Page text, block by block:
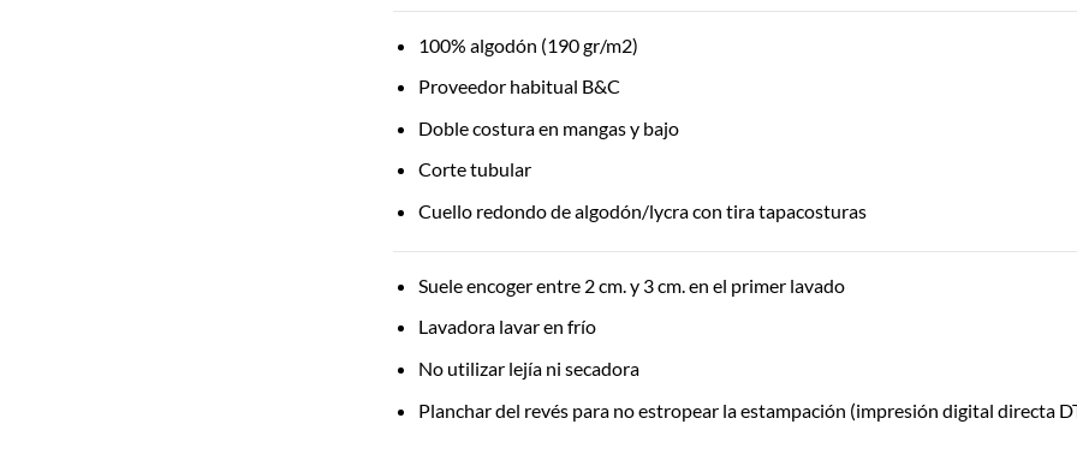
100% algodón (190 gr/m2)
Proveedor habitual B&C
Doble costura en mangas y bajo
Corte tubular
Cuello redondo de algodón/lycra con tira tapacosturas
Suele encoger entre 2 cm. y 3 cm. en el primer lavado
Lavadora lavar en frío
No utilizar lejía ni secadora
Planchar del revés para no estropear la estampación (impresión digital directa